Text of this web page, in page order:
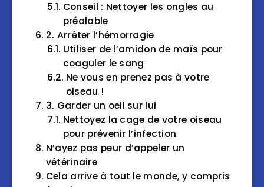
Conseil : Nettoyer les ongles au
préalable
2. Arrêter l’hémorragie
Utiliser de l’amidon de maïs pour
coaguler le sang
Ne vous en prenez pas à votre
oiseau !
3. Garder un oeil sur lui
Nettoyez la cage de votre oiseau
pour prévenir l’infection
N’ayez pas peur d’appeler un
vétérinaire
Cela arrive à tout le monde, y compris